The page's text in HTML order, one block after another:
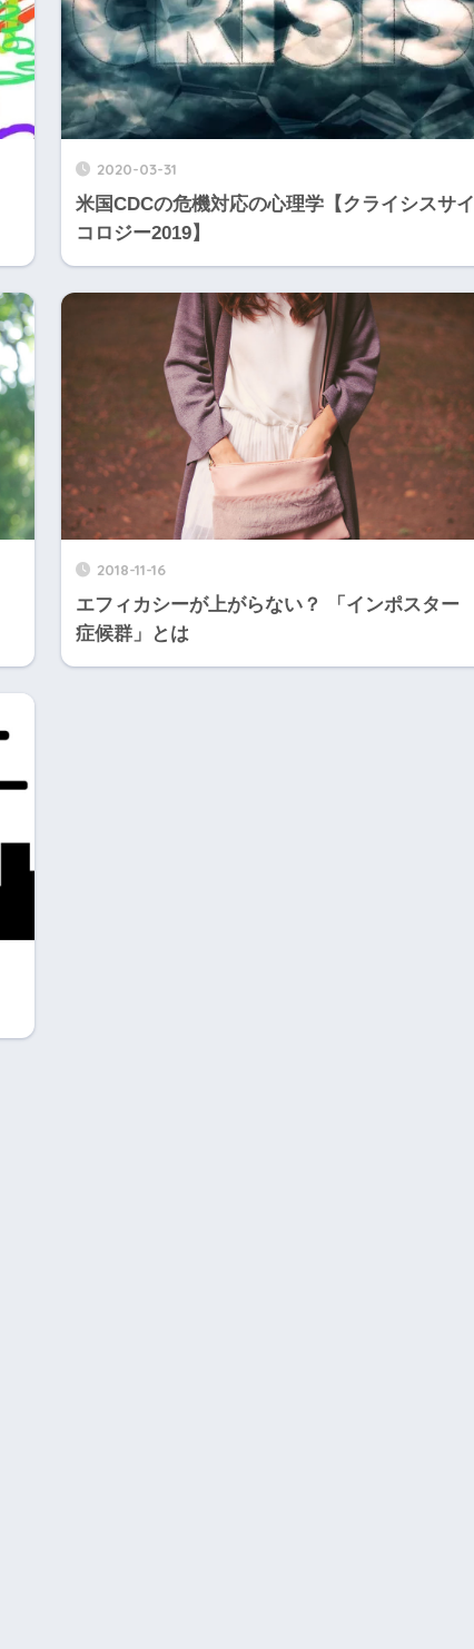
2020-03-31
米国CDCの危機対応の心理学【クライシスサイ
コロジー2019】
2018-11-16
エフィカシーが上がらない？ 「インポスター
症候群」とは